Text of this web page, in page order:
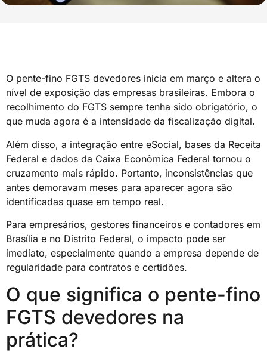
O pente-fino FGTS devedores inicia em março e altera o
nível de exposição das empresas brasileiras. Embora o
recolhimento do FGTS sempre tenha sido obrigatório, o
que muda agora é a intensidade da fiscalização digital.
Além disso, a integração entre eSocial, bases da Receita
Federal e dados da Caixa Econômica Federal tornou o
cruzamento mais rápido. Portanto, inconsistências que
antes demoravam meses para aparecer agora são
identificadas quase em tempo real.
Para empresários, gestores financeiros e contadores em
Brasília e no Distrito Federal, o impacto pode ser
imediato, especialmente quando a empresa depende de
regularidade para contratos e certidões.
O que significa o pente-fino
FGTS devedores na
prática?